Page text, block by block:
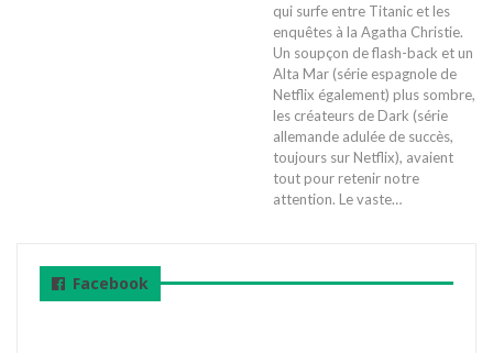
qui surfe entre Titanic et les
enquêtes à la Agatha Christie.
Un soupçon de flash-back et un
Alta Mar (série espagnole de
Netflix également) plus sombre,
les créateurs de Dark (série
allemande adulée de succès,
toujours sur Netflix), avaient
tout pour retenir notre
attention. Le vaste…
Facebook